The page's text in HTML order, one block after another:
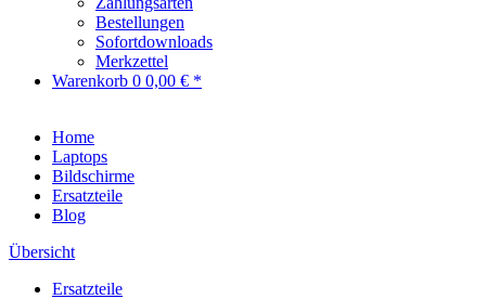
Bestellungen
Sofortdownloads
Merkzettel
Warenkorb 0 0,00 € *
Home
Laptops
Bildschirme
Ersatzteile
Blog
Übersicht
Ersatzteile